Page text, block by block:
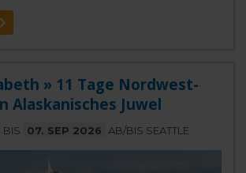
» 11 Tage Nordwest-
Alaskanisches Juwel
BIS 07. SEP 2026 AB/BIS SEATTLE